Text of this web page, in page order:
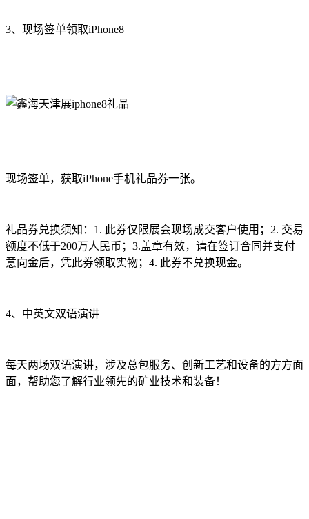
3、现场签单领取iPhone8
现场签单，获取iPhone手机礼品券一张。
礼品券兑换须知：1. 此券仅限展会现场成交客户使用；2. 交易
额度不低于200万人民币；3.盖章有效，请在签订合同并支付
意向金后，凭此券领取实物；4. 此券不兑换现金。
4、中英文双语演讲
每天两场双语演讲，涉及总包服务、创新工艺和设备的方方面
面，帮助您了解行业领先的矿业技术和装备！